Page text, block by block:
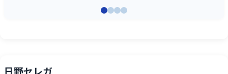
日野セレガ